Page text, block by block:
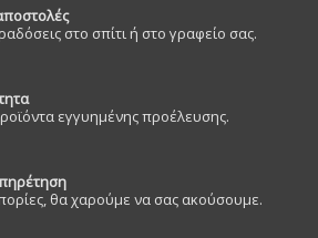
στο σπίτι ή στο γραφείο σας.
εγγυημένης προέλευσης.
θα χαρούμε να σας ακούσουμε.